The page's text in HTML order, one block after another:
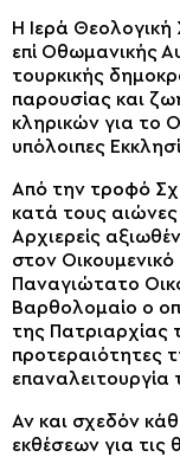
Η Ιερά Θεολογική
επί Οθωμανικής
τουρκικής
παρουσίας και
κληρικών για το
υπόλοιπες
Από την τροφό
κατά τους αιώνες
Αρχιερείς
στον
Παναγιώτατο
Βαρθολομαίο ο
της Πατριαρχίας
προτεραιότητες
επαναλειτουργία
Αν και σχεδόν
εκθέσεων για τις